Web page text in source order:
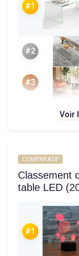
#1
#2
#3
Voir
COMPARATIF
Classement
table LED
#1